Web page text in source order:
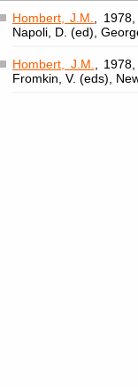
Hombert, J.M. ,
Napoli, D. (ed),
Hombert, J.M. ,
Fromkin, V. (eds),